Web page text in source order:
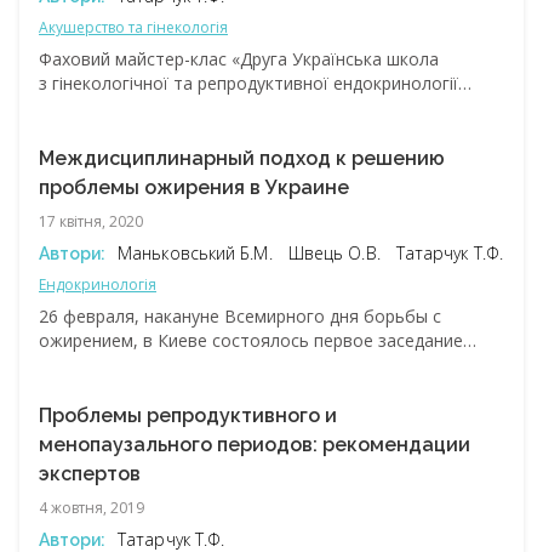
Акушерство та гінекологія
Фаховий майстер-клас «Друга Українська школа
з гінекологічної та репродуктивної ендокринології
досвідом та практичними знаннями. Міжнародні й
вітчизняні експерти поділилися своїми нестандартними
підходами до вирішення складних питань у сфері
гінекологічної та репродуктивної ендокринології.
Междисциплинарный подход к решению
проблемы ожирения в Украине
17 квітня, 2020
Автори: Маньковський Б.М. Швець О.В. Татарчук Т.Ф.
Ендокринологія
26 февраля, накануне Всемирного дня борьбы с
ожирением, в Киеве состоялось первое заседание
Ведущие специалисты и известные представители
различных общественных медицинских организаций,
обеспокоенные ростом социально значимых
заболеваний, ассоциированных с ожирением,
поделились собственным опытом ведения пациентов с
избыточной массой тела.
Проблемы репродуктивного и
менопаузального периодов: рекомендации
экспертов
4 жовтня, 2019
Автори: Татарчук Т.Ф.